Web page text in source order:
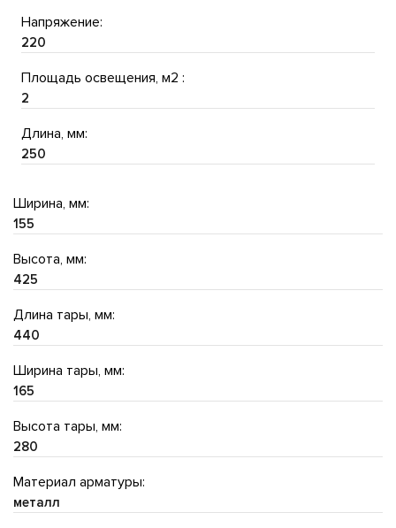
Напряжение:
220
Площадь освещения, м2 :
2
Длина, мм:
250
Ширина, мм:
155
Высота, мм:
425
Длина тары, мм:
440
Ширина тары, мм:
165
Высота тары, мм:
280
Материал арматуры:
металл